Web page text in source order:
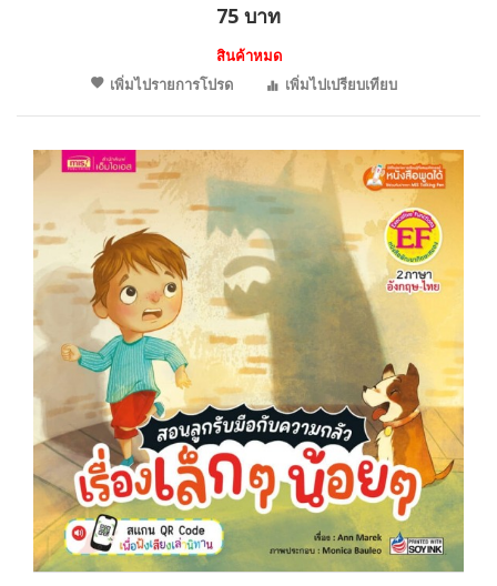
75 บาท
สินค้าหมด
เพิ่มไปรายการโปรด
เพิ่มไปเปรียบเทียบ